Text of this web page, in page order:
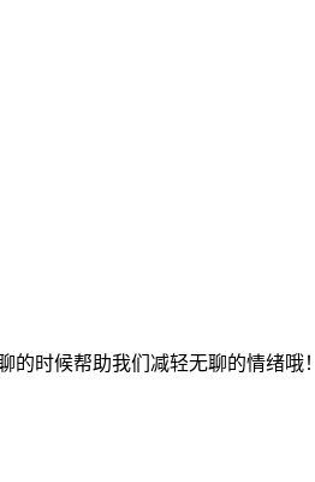
时候帮助我们减轻无聊的情绪哦！